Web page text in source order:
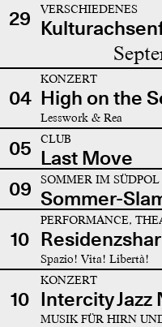
29 VERSCHIEDENES
04
KONZERT
High on the
Lesswork & Rea
05 CLUB
Last Move
09
SOMMER IM SÜDPOL
Sommer-
10
PERFORMANCE,
Spazio! Vita! Libertà!
10
KONZERT
Intercity Jazz
MUSIK FÜR HIRN